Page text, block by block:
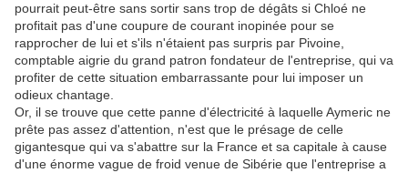
pourrait peut-être sans sortir sans trop de dégâts si Chloé ne
profitait pas d'une coupure de courant inopinée pour se
rapprocher de lui et s'ils n'étaient pas surpris par Pivoine,
comptable aigrie du grand patron fondateur de l'entreprise, qui va
profiter de cette situation embarrassante pour lui imposer un
odieux chantage.
Or, il se trouve que cette panne d'électricité à laquelle Aymeric ne
prête pas assez d'attention, n'est que le présage de celle
gigantesque qui va s'abattre sur la France et sa capitale à cause
d'une énorme vague de froid venue de Sibérie que l'entreprise a